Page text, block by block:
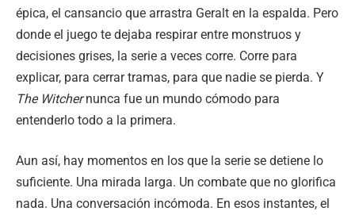
épica, el cansancio que arrastra Geralt en la espalda. Pero
donde el juego te dejaba respirar entre monstruos y
decisiones grises, la serie a veces corre. Corre para
explicar, para cerrar tramas, para que nadie se pierda. Y
The Witchernunca fue un mundo cómodo para
entenderlo todo a la primera.
Aun así, hay momentos en los que la serie se detiene lo
suficiente. Una mirada larga. Un combate que no glorifica
nada. Una conversación incómoda. En esos instantes, el